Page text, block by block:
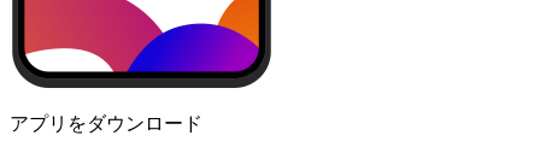
アプリをダウンロード